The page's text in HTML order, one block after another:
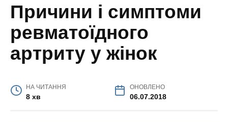
Причини і симптоми
ревматоїдного
артриту у жінок
НА ЧИТАННЯ
8 хв
ОНОВЛЕНО
06.07.2018